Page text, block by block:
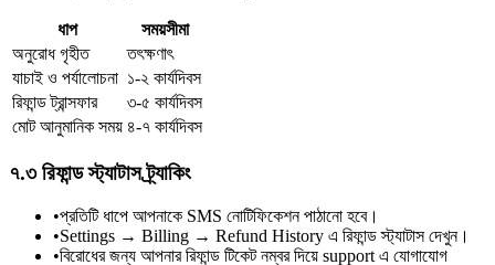
ধাপ
সময়সীমা
অনুরোধ গৃহীত
তৎক্ষণাৎ
যাচাই ও পর্যালোচনা ১-২ কার্যদিবস
রিফান্ড ট্রান্সফার
৩-৫ কার্যদিবস
মোট আনুমানিক সময় ৪-৭ কার্যদিবস
৭.৩ রিফান্ড স্ট্যাটাস ট্র্যাকিং
•প্রতিটি ধাপে আপনাকে SMS নোটিফিকেশন পাঠানো হবে।
•Settings → Billing → Refund History এ রিফান্ড স্ট্যাটাস দেখুন।
•বিরোধের জন্য আপনার রিফান্ড টিকেট নম্বর দিয়ে support এ যোগাযোগ